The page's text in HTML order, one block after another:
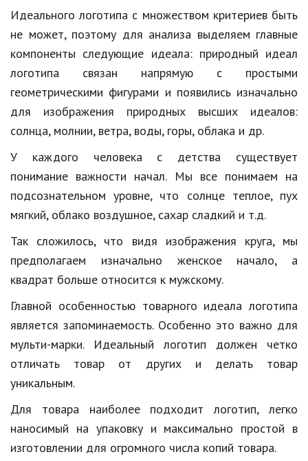
Рецепты
Красота и здоровье
Hi-Tech. Интернет
Авто, мото
Дом и сад
Недвижимость
Спорт и фитнес
Психология и отношения
Творчество и рукоделие
Разное
Животные
Еда и напитки
Праздники и подарки
Кинематограф
Домашние животные
Идеального логотипа с множеством критериев быть
не может, поэтому для анализа выделяем главные
компоненты следующие идеала: природный идеал
логотипа связан напрямую с простыми
геометрическими фигурами и появились изначально
для изображения природных высших идеалов:
солнца, молнии, ветра, воды, горы, облака и др.
У каждого человека с детства существует
понимание важности начал. Мы все понимаем на
подсознательном уровне, что солнце теплое, пух
мягкий, облако воздушное, сахар сладкий и т.д.
Так сложилось, что видя изображения круга, мы
предполагаем изначально женское начало, а
квадрат больше относится к мужскому.
Главной особенностью товарного идеала логотипа
является запоминаемость. Особенно это важно для
мульти-марки. Идеальный логотип должен четко
отличать товар от других и делать товар
уникальным.
Для товара наиболее подходит логотип, легко
наносимый на упаковку и максимально простой в
изготовлении для огромного числа копий товара.